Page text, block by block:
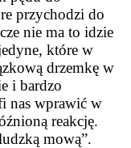
przychodzi do
nie ma to idzie
które w
drzemkę w
i bardzo
nas wprawić w
reakcję.
mową”.